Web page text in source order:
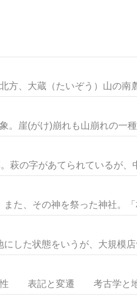
方、大蔵（たいぞう）山の南
。崖(がけ)崩れも山崩れの一
萩の字があてられているが、
た、その神を祭った神社。
した状態をいうが、大規模
性 表記と変遷 考古学と